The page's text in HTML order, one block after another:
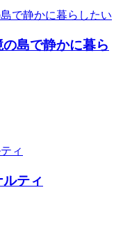
島で静かに暮ら
ティ